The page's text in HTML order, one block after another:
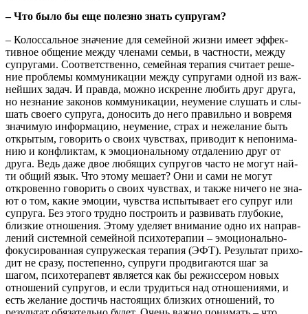
– Что было бы еще полез­но знать супругам?
– Колос­саль­ное зна­че­ние для семей­ной жиз­ни име­ет эффек­
тив­ное обще­ние меж­ду чле­на­ми семьи, в част­но­сти, меж­ду
супру­га­ми. Соот­вет­ствен­но, семей­ная тера­пия счи­та­ет реше­
ние про­бле­мы ком­му­ни­ка­ции меж­ду супру­га­ми одной из важ­
ней­ших задач. И прав­да, мож­но искренне любить друг дру­га,
но незна­ние зако­нов ком­му­ни­ка­ции, неуме­ние слу­шать и слы­
шать сво­е­го супру­га, доно­сить до него пра­виль­но и вовре­мя
зна­чи­мую инфор­ма­цию, неуме­ние, страх и неже­ла­ние быть
откры­тым, гово­рить о сво­их чув­ствах, при­во­дит к непо­ни­ма­
нию и кон­флик­там, к эмо­ци­о­наль­но­му отда­ле­нию друг от
дру­га. Ведь даже двое любя­щих супру­гов часто не могут най­
ти общий язык. Что это­му меша­ет? Они и сами не могут
откро­вен­но гово­рить о сво­их чув­ствах, и так­же ниче­го не зна­
ют о том, какие эмо­ции, чув­ства испы­ты­ва­ет его супруг или
супру­га. Без это­го труд­но постро­ить и раз­ви­вать глу­бо­кие,
близ­кие отно­ше­ния. Это­му уде­ля­ет вни­ма­ние одно их направ­
ле­ний систем­ной семей­ной пси­хо­те­ра­пии – эмо­ци­о­наль­но-
фоку­си­ро­ван­ная супру­же­ская тера­пия (ЭФТ). Резуль­тат при­хо­
дит не сра­зу, посте­пен­но, супру­ги про­дви­га­ют­ся шаг за
шагом, пси­хо­те­ра­певт явля­ет­ся как бы режис­се­ром новых
отно­ше­ний супру­гов, и если тру­дить­ся над отно­ше­ни­я­ми, и
есть жела­ние достичь насто­я­щих близ­ких отно­ше­ний, то